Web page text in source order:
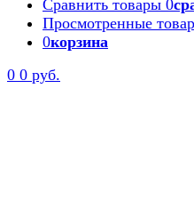
Сравнить товары 0
Просмотренные
0корзина
0 0 руб.